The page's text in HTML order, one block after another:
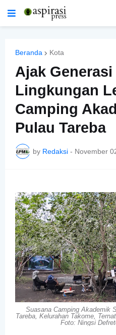
Beranda Kota
Ajak
Lingkungan
Camping
Pulau Tareba
by Redaksi - November
Suasana Camping Akademik
Tareba, Kelurahan Takome,
Foto: Ningsi